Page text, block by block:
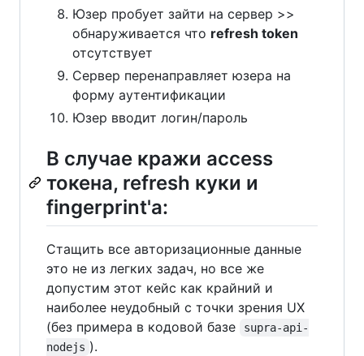
Юзер пробует зайти на сервер >>
обнаруживается что refresh token
отсутствует
Сервер перенаправляет юзера на
форму аутентификации
Юзер вводит логин/пароль
В случае кражи access
токена, refresh куки и
fingerprint'а:
Стащить все авторизационные данные
это не из легких задач, но все же
допустим этот кейс как крайний и
наиболее неудобный с точки зрения UX
(без примера в кодовой базе
supra-api-
nodejs ).